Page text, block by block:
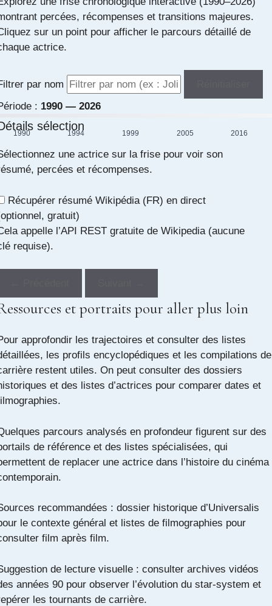
percées, récompenses et transitions majeures.
sur un point pour afficher le parcours détaillé de
actrice.
par nom
: 1990 — 2026
1990 1994 1999 2005 2016
sélection
une actrice sur la frise pour voir son
percées et récompenses.
Récupérer résumé Wikipédia (FR) en direct
gratuit)
appelle l’API REST gratuite de Wikipedia (aucune
requise).
et portraits pour aller plus loin
approfondir les trajectoires et consulter des listes
les profils encyclopédiques et les compilations de
restent utiles. On peut consulter des dossiers
et des listes d’actrices pour comparer dates et
parcours analysés en profondeur figurent sur des
de référence et des listes spécialisées, qui
de replacer une actrice dans l’histoire du cinéma
recommandées : dossier historique d’Universalis
le contexte général et listes de filmographies pour
film après film.
de lecture visuelle : consulter archives vidéos
années 90 pour observer l’évolution du star-system et
les tournants de carrière.